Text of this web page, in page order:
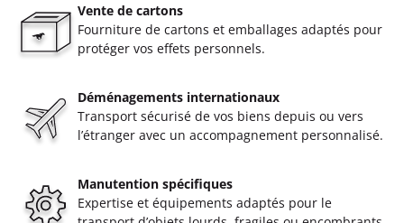
Vente de cartons
Fourniture de cartons et emballages adaptés pour
protéger vos effets personnels.
Déménagements internationaux
Transport sécurisé de vos biens depuis ou vers
l’étranger avec un accompagnement personnalisé.
Manutention spécifiques
Expertise et équipements adaptés pour le